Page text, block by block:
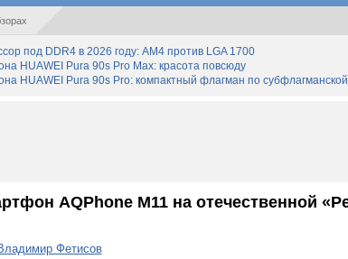
под DDR4 в 2026 году: AM4 против LGA 1700
HUAWEI Pura 90s Pro Max: красота повсюду
HUAWEI Pura 90s Pro: компактный флагман по
AQPhone M11 на отечественной
Фетисов